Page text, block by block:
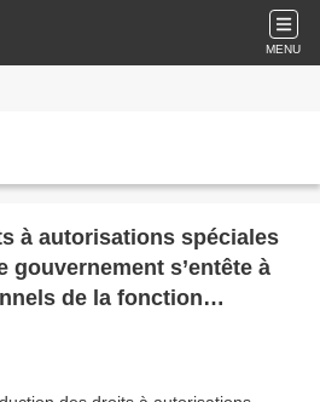
MENU
à autorisations spéciales
gouvernement s’entête à
de la fonction
à les défendre